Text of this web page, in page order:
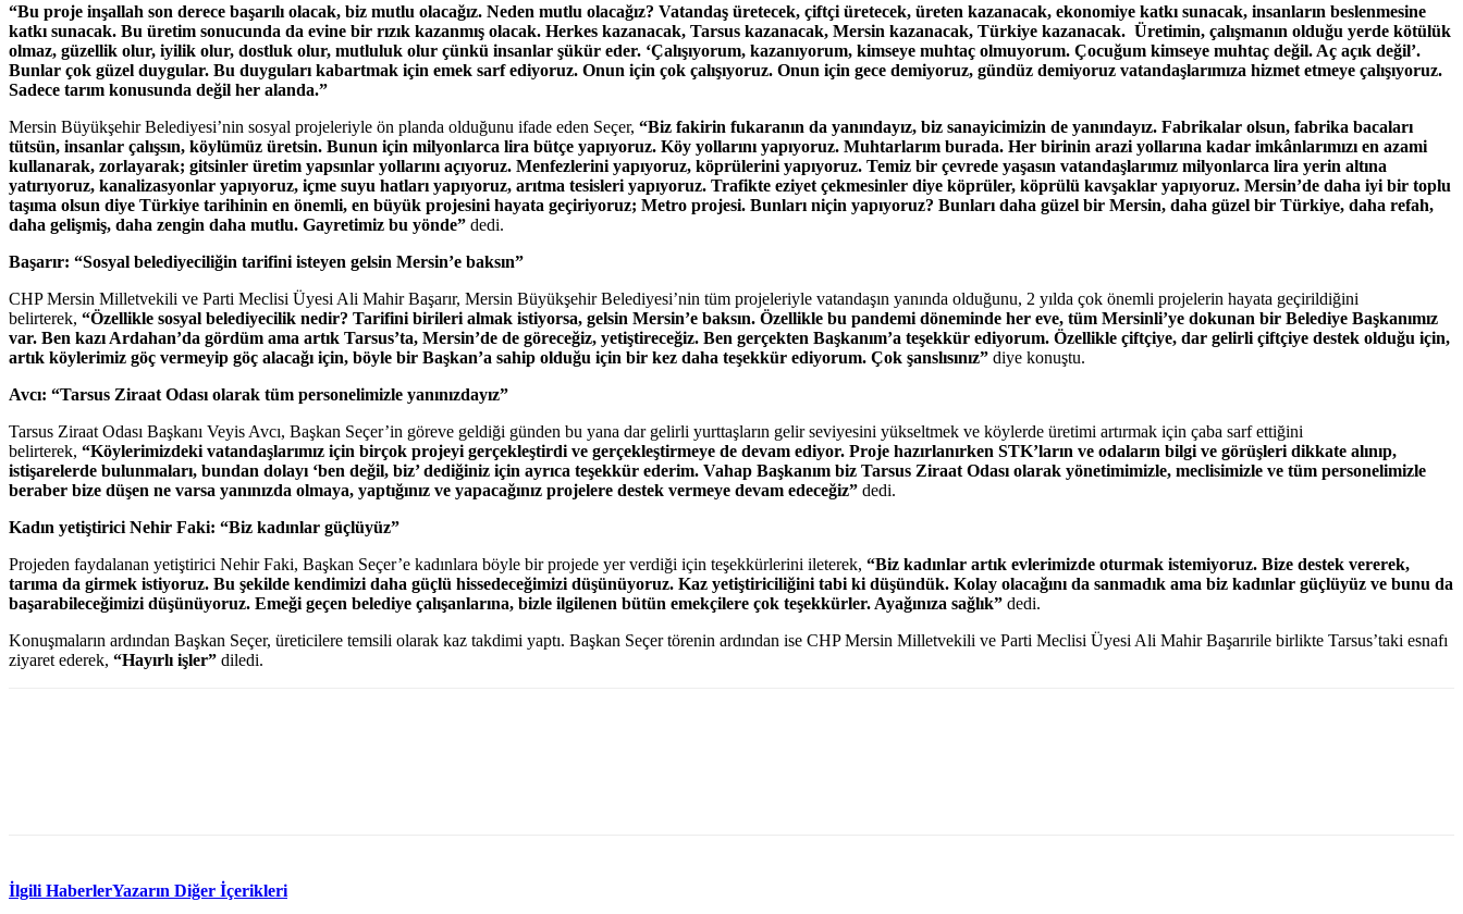
“Bu proje inşallah son derece başarılı olacak, biz mutlu olacağız. Neden mutlu olacağız? Vatandaş üretecek, çiftçi üretecek, üreten kazanacak, ekonomiye katkı sunacak, insanların beslenmesine
katkı sunacak. Bu üretim sonucunda da evine bir rızık kazanmış olacak. Herkes kazanacak, Tarsus kazanacak, Mersin kazanacak, Türkiye kazanacak. Üretimin, çalışmanın olduğu yerde kötülük
olmaz, güzellik olur, iyilik olur, dostluk olur, mutluluk olur çünkü insanlar şükür eder. ‘Çalışıyorum, kazanıyorum, kimseye muhtaç olmuyorum. Çocuğum kimseye muhtaç değil. Aç açık değil’.
Bunlar çok güzel duygular. Bu duyguları kabartmak için emek sarf ediyoruz. Onun için çok çalışıyoruz. Onun için gece demiyoruz, gündüz demiyoruz vatandaşlarımıza hizmet etmeye çalışıyoruz.
Sadece tarım konusunda değil her alanda.”
Mersin Büyükşehir Belediyesi’nin sosyal projeleriyle ön planda olduğunu ifade eden Seçer, “Biz fakirin fukaranın da yanındayız, biz sanayicimizin de yanındayız. Fabrikalar olsun, fabrika bacaları
tütsün, insanlar çalışsın, köylümüz üretsin. Bunun için milyonlarca lira bütçe yapıyoruz. Köy yollarını yapıyoruz. Muhtarlarım burada. Her birinin arazi yollarına kadar imkânlarımızı en azami
kullanarak, zorlayarak; gitsinler üretim yapsınlar yollarını açıyoruz. Menfezlerini yapıyoruz, köprülerini yapıyoruz. Temiz bir çevrede yaşasın vatandaşlarımız milyonlarca lira yerin altına
yatırıyoruz, kanalizasyonlar yapıyoruz, içme suyu hatları yapıyoruz, arıtma tesisleri yapıyoruz. Trafikte eziyet çekmesinler diye köprüler, köprülü kavşaklar yapıyoruz. Mersin’de daha iyi bir toplu
taşıma olsun diye Türkiye tarihinin en önemli, en büyük projesini hayata geçiriyoruz; Metro projesi. Bunları niçin yapıyoruz? Bunları daha güzel bir Mersin, daha güzel bir Türkiye, daha refah,
daha gelişmiş, daha zengin daha mutlu. Gayretimiz bu yönde” dedi.
Başarır: “Sosyal belediyeciliğin tarifini isteyen gelsin Mersin’e baksın”
CHP Mersin Milletvekili ve Parti Meclisi Üyesi Ali Mahir Başarır, Mersin Büyükşehir Belediyesi’nin tüm projeleriyle vatandaşın yanında olduğunu, 2 yılda çok önemli projelerin hayata geçirildiğini
belirterek, “Özellikle sosyal belediyecilik nedir? Tarifini birileri almak istiyorsa, gelsin Mersin’e baksın. Özellikle bu pandemi döneminde her eve, tüm Mersinli’ye dokunan bir Belediye Başkanımız
var. Ben kazı Ardahan’da gördüm ama artık Tarsus’ta, Mersin’de de göreceğiz, yetiştireceğiz. Ben gerçekten Başkanım’a teşekkür ediyorum. Özellikle çiftçiye, dar gelirli çiftçiye destek olduğu için,
artık köylerimiz göç vermeyip göç alacağı için, böyle bir Başkan’a sahip olduğu için bir kez daha teşekkür ediyorum. Çok şanslısınız” diye konuştu.
Avcı: “Tarsus Ziraat Odası olarak tüm personelimizle yanınızdayız”
Tarsus Ziraat Odası Başkanı Veyis Avcı, Başkan Seçer’in göreve geldiği günden bu yana dar gelirli yurttaşların gelir seviyesini yükseltmek ve köylerde üretimi artırmak için çaba sarf ettiğini
belirterek, “Köylerimizdeki vatandaşlarımız için birçok projeyi gerçekleştirdi ve gerçekleştirmeye de devam ediyor. Proje hazırlanırken STK’ların ve odaların bilgi ve görüşleri dikkate alınıp,
istişarelerde bulunmaları, bundan dolayı ‘ben değil, biz’ dediğiniz için ayrıca teşekkür ederim. Vahap Başkanım biz Tarsus Ziraat Odası olarak yönetimimizle, meclisimizle ve tüm personelimizle
beraber bize düşen ne varsa yanınızda olmaya, yaptığınız ve yapacağınız projelere destek vermeye devam edeceğiz” dedi.
Kadın yetiştirici Nehir Faki: “Biz kadınlar güçlüyüz”
Projeden faydalanan yetiştirici Nehir Faki, Başkan Seçer’e kadınlara böyle bir projede yer verdiği için teşekkürlerini ileterek, “Biz kadınlar artık evlerimizde oturmak istemiyoruz. Bize destek vererek,
tarıma da girmek istiyoruz. Bu şekilde kendimizi daha güçlü hissedeceğimizi düşünüyoruz. Kaz yetiştiriciliğini tabi ki düşündük. Kolay olacağını da sanmadık ama biz kadınlar güçlüyüz ve bunu da
başarabileceğimizi düşünüyoruz. Emeği geçen belediye çalışanlarına, bizle ilgilenen bütün emekçilere çok teşekkürler. Ayağınıza sağlık” dedi.
Konuşmaların ardından Başkan Seçer, üreticilere temsili olarak kaz takdimi yaptı. Başkan Seçer törenin ardından ise CHP Mersin Milletvekili ve Parti Meclisi Üyesi Ali Mahir Başarırile birlikte Tarsus’taki esnafı
ziyaret ederek, “Hayırlı işler” diledi.
İlgili HaberlerYazarın Diğer İçerikleri